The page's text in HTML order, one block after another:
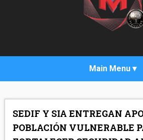
SEDIF Y SIA ENTREGAN
POBLACIÓN VULNERABLE